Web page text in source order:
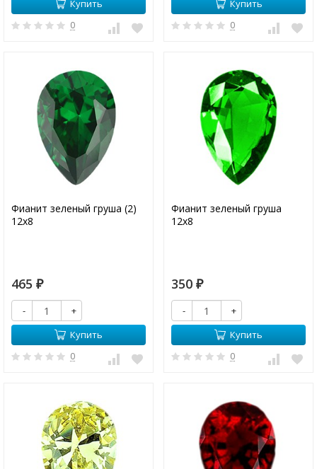
Купить
0
Купить
0
Фианит зеленый груша (2)
12х8
465 ₽
-
+
Купить
0
Фианит зеленый груша
12х8
350 ₽
-
+
Купить
0